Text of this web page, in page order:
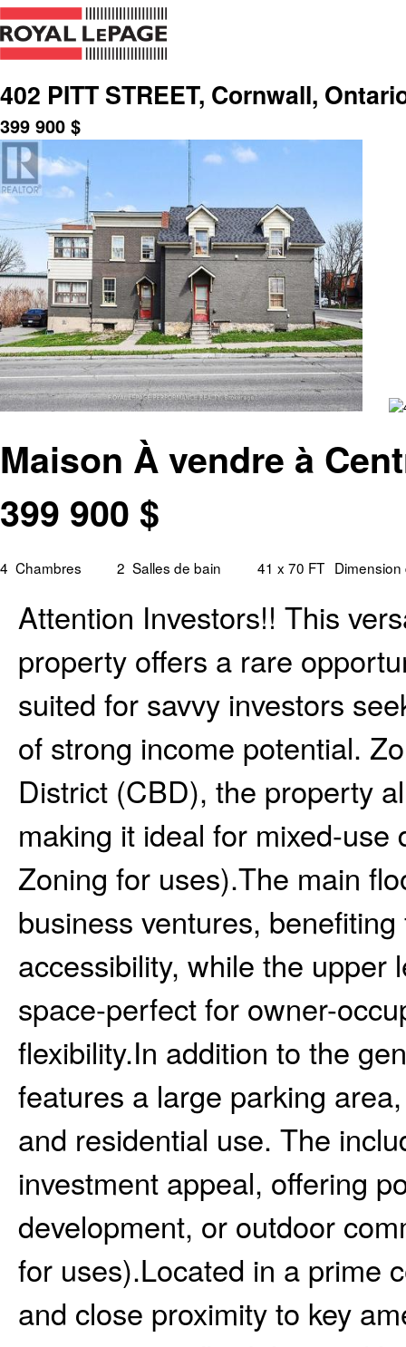
402 PITT STREET, Cornwall,
399 900 $
Maison À vendre à
399 900 $
4 Chambres 2 Salles de bain 41 x 70 FT
Attention Investors!! This
property offers a rare
suited for savvy investors
of strong income potential.
District (CBD), the property
making it ideal for mixed-
Zoning for uses).The main
business ventures,
accessibility, while the upper
space-perfect for owner-
flexibility.In addition to the
features a large parking
and residential use. The
investment appeal, offering
development, or outdoor
for uses).Located in a prime
and close proximity to key